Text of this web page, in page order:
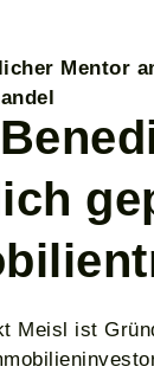
Mentor
Meisl ist